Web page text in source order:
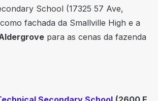
School (17325 57 Ave,
fachada da Smallville High e a
para as cenas da fazenda